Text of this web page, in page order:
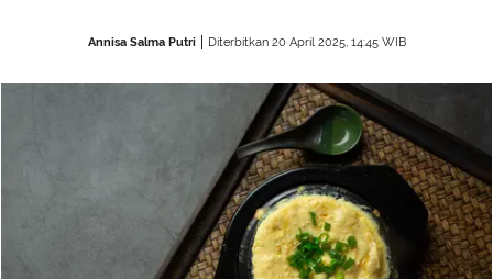
Annisa Salma Putri Diterbitkan 20 April 2025, 14:45 WIB